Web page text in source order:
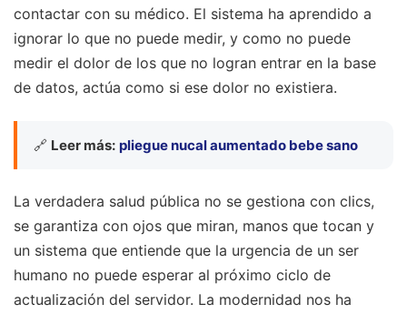
contactar con su médico. El sistema ha aprendido a
ignorar lo que no puede medir, y como no puede
medir el dolor de los que no logran entrar en la base
de datos, actúa como si ese dolor no existiera.
🔗 Leer más: pliegue nucal aumentado bebe sano
La verdadera salud pública no se gestiona con clics,
se garantiza con ojos que miran, manos que tocan y
un sistema que entiende que la urgencia de un ser
humano no puede esperar al próximo ciclo de
actualización del servidor. La modernidad nos ha